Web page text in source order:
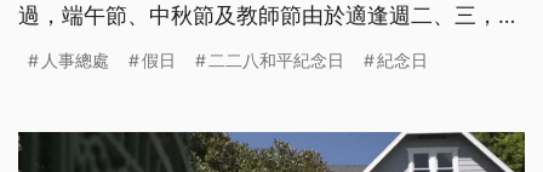
過，端午節、中秋節及教師節由於適逢週二、三，因
人事總處 假日 二二八和平紀念日 紀念日